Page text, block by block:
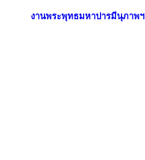
งานพระพุทธมหาปารมีนุภาพฯ